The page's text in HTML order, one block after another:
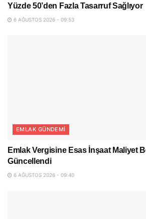
Yüzde 50’den Fazla Tasarruf Sağlıyor
6 AĞUSTOS 2026 - 09:53
EMLAK GÜNDEMI
Emlak Vergisine Esas İnşaat Maliyet
Güncellendi
6 AĞUSTOS 2026 - 09:40